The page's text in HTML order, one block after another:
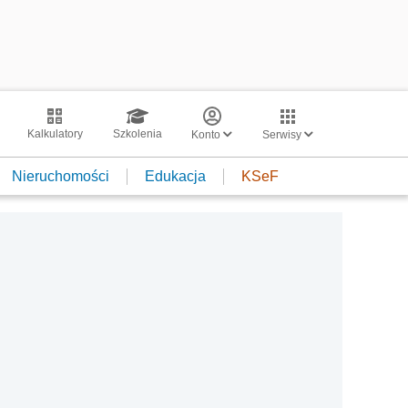
Kalkulatory Szkolenia Konto Serwisy
Nieruchomości Edukacja KSeF